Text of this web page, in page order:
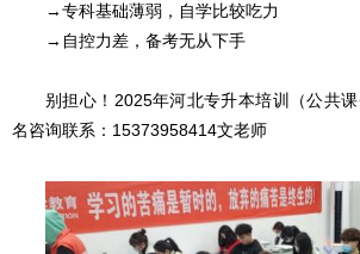
→专科基础薄弱，自学比较吃力
→自控力差，备考无从下手
别担心！ 2025年河北专升本培训（公共
名咨询联系： 15373958414文老师